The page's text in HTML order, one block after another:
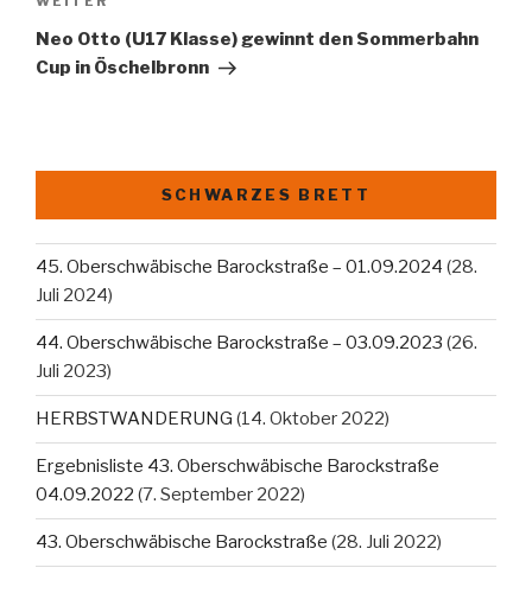
Beitrag
Neo Otto (U17 Klasse) gewinnt den Sommerbahn
Cup in Öschelbronn
SCHWARZES BRETT
45. Oberschwäbische Barockstraße – 01.09.2024 (28.
Juli 2024)
44. Oberschwäbische Barockstraße – 03.09.2023 (26.
Juli 2023)
HERBSTWANDERUNG (14. Oktober 2022)
Ergebnisliste 43. Oberschwäbische Barockstraße
04.09.2022 (7. September 2022)
43. Oberschwäbische Barockstraße (28. Juli 2022)